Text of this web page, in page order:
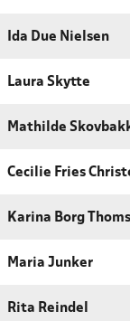
Ida Due Nielsen
Laura Skytte
Mathilde
Cecilie Fries
Karina Borg
Maria Junker
Rita Reindel